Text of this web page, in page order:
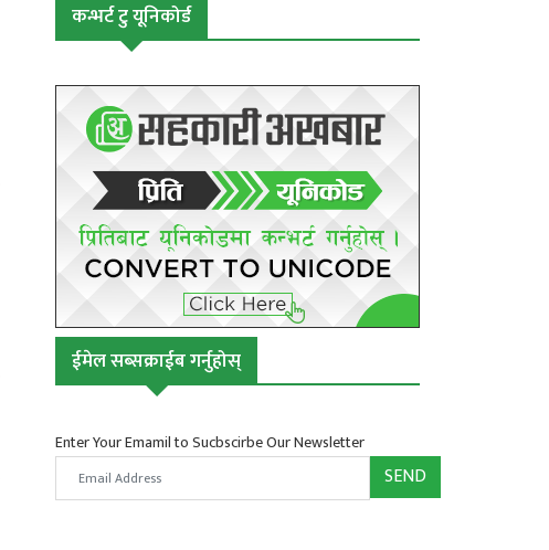
कन्भर्ट टु यूनिकोर्ड
ईमेल सब्सक्राईब गर्नुहोस्
Enter Your Emamil to Sucbscirbe Our Newsletter
SEND